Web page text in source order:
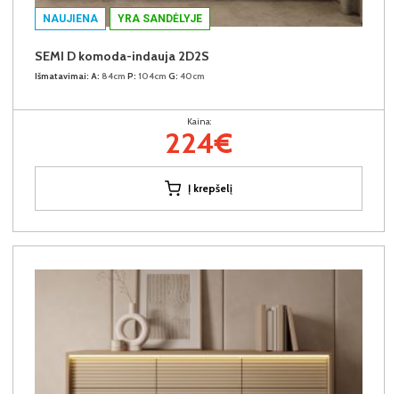
NAUJIENA YRA SANDĖLYJE
SEMI D komoda-indauja 2D2S
Išmatavimai: A: 84cm P: 104cm G: 40cm
Kaina:
224€
Į krepšelį